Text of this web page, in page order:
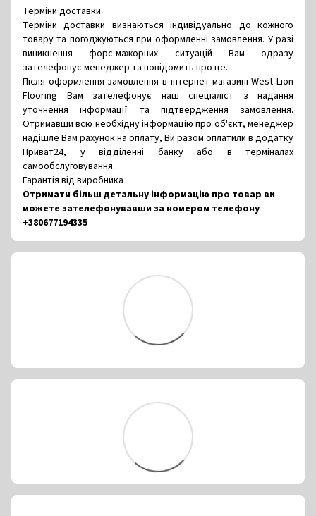
Терміни доставки
Терміни доставки визнаються індивідуально до кожного
товару та погоджуються при оформленні замовлення. У разі
виникнення форс-мажорних ситуацій Вам одразу
зателефонує менеджер та повідомить про це.
Після оформлення замовлення в інтернет-магазині West Lion
Flooring Вам зателефонує наш спеціаліст з надання
уточнення інформації та підтвердження замовлення.
Отримавши всю необхідну інформацію про об'єкт, менеджер
надішле Вам рахунок на оплату, Ви разом оплатили в додатку
Приват24, у відділенні банку або в терміналах
самообслуговування.
Гарантія від виробника
Отримати більш детальну інформацію про товар ви
можете зателефонувавши за номером телефону
+380677194335